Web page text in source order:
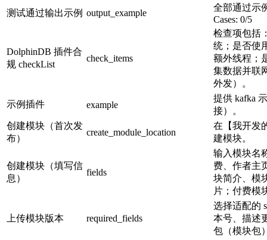
测试通过输出示例 output_example
全部通过示
Cases: 0/5
DolphinDB 插件合
规 checkList
check_items
检查项包括
统；是否使
额外线程；
集数据并联
外发）。
示例插件 example
提供 kafka
接）。
创建模块（首次发
布）
create_module_location
在【我开发
建模块。
创建模块（填写信
息）
fields
输入模块名
费、作者主
块简介、模
片；付费模
上传模块版本 required_fields
选择适配的
本号、描述
包（模块包